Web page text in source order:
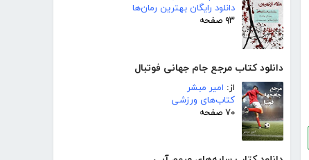
دانلود رایگان بهترین رمان‌ها
۹۳ صفحه
دانلود کتاب مرجع جام جهانی فوتبال
از: امیر مبشر
کتاب‌های ورزشی
۷۰ صفحه